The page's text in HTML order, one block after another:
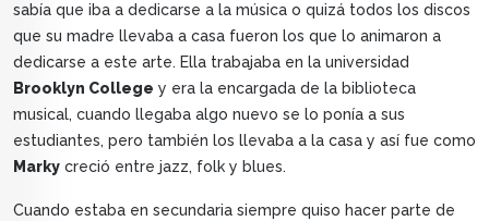
sabía que iba a dedicarse a la música o quizá todos los discos
que su madre llevaba a casa fueron los que lo animaron a
dedicarse a este arte. Ella trabajaba en la universidad
Brooklyn College y era la encargada de la biblioteca
musical, cuando llegaba algo nuevo se lo ponía a sus
estudiantes, pero también los llevaba a la casa y así fue como
Marky creció entre jazz, folk y blues.
Cuando estaba en secundaria siempre quiso hacer parte de